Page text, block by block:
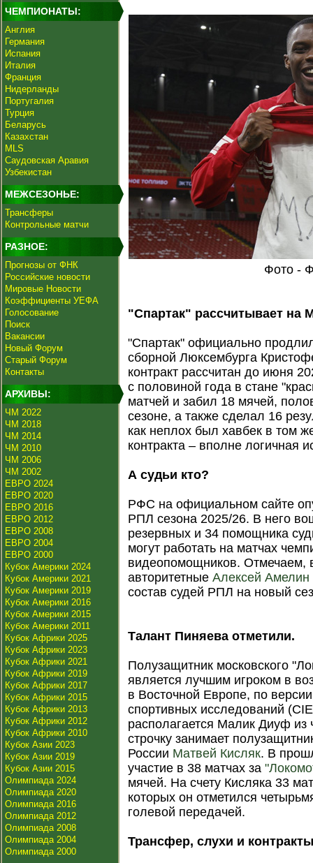
ЧЕМПИОНАТЫ:
Англия
Германия
Испания
Италия
Франция
Нидерланды
Португалия
Турция
Беларусь
Казахстан
MLS
Саудовская Аравия
Узбекистан
МЕЖСЕЗОНЬЕ:
Трансферы
Контрольные матчи
РАЗНОЕ:
Прогнозы от ФНК
Российские новости
Мировые Новости
Коэффициенты УЕФА
Голосование
Поиск
Вакансии
Новый Форум
Старый Форум
Контакты
АРХИВЫ:
ЧМ 2022
ЧМ 2018
ЧМ 2014
ЧМ 2010
ЧМ 2006
ЧМ 2002
ЕВРО 2024
ЕВРО 2020
ЕВРО 2016
ЕВРО 2012
ЕВРО 2008
ЕВРО 2004
ЕВРО 2000
Кубок Америки 2024
Кубок Америки 2021
Кубок Америки 2019
Кубок Америки 2016
Кубок Америки 2015
Кубок Америки 2011
Кубок Африки 2025
Кубок Африки 2023
Кубок Африки 2021
Кубок Африки 2019
Кубок Африки 2017
Кубок Африки 2015
Кубок Африки 2013
Кубок Африки 2012
Кубок Африки 2010
Кубок Азии 2023
Кубок Азии 2019
Кубок Азии 2015
Олимпиада 2024
Олимпиада 2020
Олимпиада 2016
Олимпиада 2012
Олимпиада 2008
Олимпиада 2004
Олимпиада 2000
Фото -
"Спартак" рассчитывает на
"Спартак" официально
сборной Люксембурга
контракт рассчитан до июня
с половиной года в стане
матчей и забил 18 мячей,
сезоне, а также сделал 16
как неплох был хавбек в том
контракта – вполне логичная
А судьи кто?
РФС на официальном сайте
РПЛ сезона 2025/26. В него
резервных и 34 помощника
могут работать на матчах
видеопомощников. Отмечаем,
авторитетныеАлексей Амелин
состав судей РПЛ на новый
Талант Пиняева отметили.
Полузащитник московского
является лучшим игроком в
в Восточной Европе, по
спортивных исследований
располагается Малик Диуф
строчку занимает
России Матвей Кисляк. В
участие в 38 матчах за
мячей. На счету Кисляка 33
которых он отметился
голевой передачей.
Трансфер, слухи и